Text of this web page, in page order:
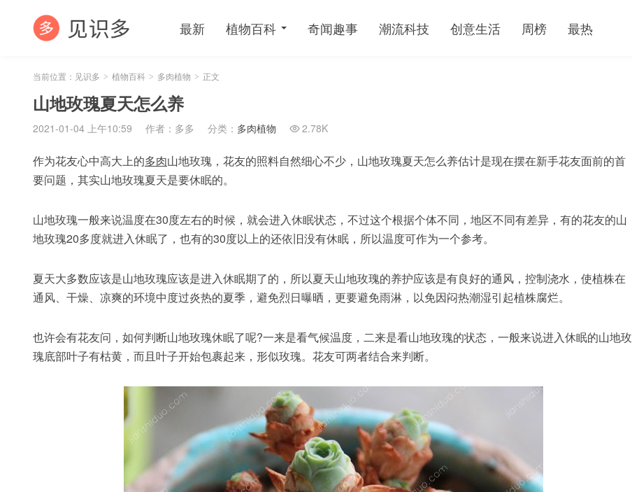
最新 植物百科 奇闻趣事 潮流科技 创意生活 周榜 最热
当前位置： 见识多 > 植物百科 > 多肉植物 > 正文
山地玫瑰夏天怎么养
2021-01-04 上午10:59 作者：多多 分类： 多肉植物  2.78K
作为花友心中高大上的多肉山地玫瑰，花友的照料自然细心不少，山地玫瑰夏天怎么养估计是现在摆在新手花友面前的首
要问题，其实山地玫瑰夏天是要休眠的。
山地玫瑰一般来说温度在30度左右的时候，就会进入休眠状态，不过这个根据个体不同，地区不同有差异，有的花友的山
地玫瑰20多度就进入休眠了，也有的30度以上的还依旧没有休眠，所以温度可作为一个参考。
夏天大多数应该是山地玫瑰应该是进入休眠期了的，所以夏天山地玫瑰的养护应该是有良好的通风，控制浇水，使植株在
通风、干燥、凉爽的环境中度过炎热的夏季，避免烈日曝晒，更要避免雨淋，以免因闷热潮湿引起植株腐烂。
也许会有花友问，如何判断山地玫瑰休眠了呢?一来是看气候温度，二来是看山地玫瑰的状态，一般来说进入休眠的山地玫
瑰底部叶子有枯黄，而且叶子开始包裹起来，形似玫瑰。花友可两者结合来判断。